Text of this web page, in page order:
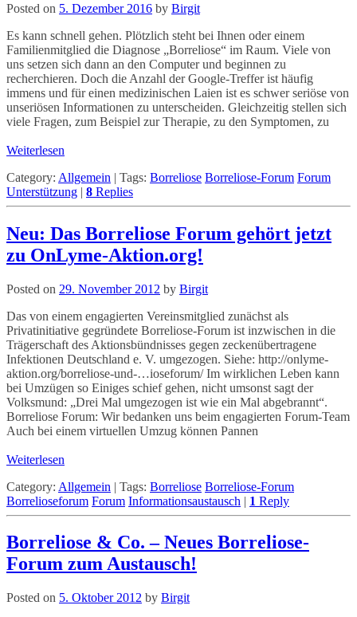
Posted on 5. Dezember 2016 by Birgit
Es kann schnell gehen. Plötzlich steht bei Ihnen oder einem
Familienmitglied die Diagnose „Borreliose“ im Raum. Viele von
uns setzen sich dann an den Computer und beginnen zu
recherchieren. Doch die Anzahl der Google-Treffer ist häufig
immens und für einen medizinischen Laien ist es schwer seriöse von
unseriösen Informationen zu unterscheiden. Gleichzeitig stellen sich
viele Fragen, zum Beispiel zur Therapie, zu den Symptomen, zu
Weiterlesen
Category: Allgemein | Tags: Borreliose Borreliose-Forum Forum
Unterstützung | 8 Replies
Neu: Das Borreliose Forum gehört jetzt
zu OnLyme-Aktion.org!
Posted on 29. November 2012 by Birgit
Das von einem engagierten Vereinsmitglied zunächst als
Privatinitiative gegründete Borreliose-Forum ist inzwischen in die
Trägerschaft des Aktionsbündnisses gegen zeckenübertragene
Infektionen Deutschland e. V. umgezogen. Siehe: http://onlyme-
aktion.org/borreliose-und-…ioseforum/ Im wirklichen Leben kann
bei Umzügen so Einiges schief gehen, nicht umsonst sagt der
Volksmund: „Drei Mal umgezogen ist wie ein Mal abgebrannt“.
Borreliose Forum: Wir bedanken uns beim engagierten Forum-Team
Auch bei einem virtuellen Umzug können Pannen
Weiterlesen
Category: Allgemein | Tags: Borreliose Borreliose-Forum
Borrelioseforum Forum Informationsaustausch | 1 Reply
Borreliose & Co. – Neues Borreliose-
Forum zum Austausch!
Posted on 5. Oktober 2012 by Birgit